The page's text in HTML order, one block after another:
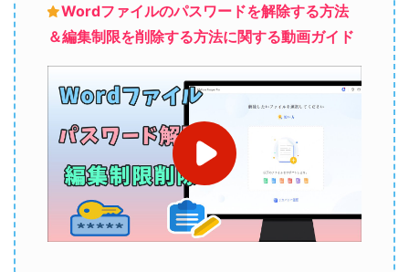
Wordファイルのパスワードを解除する方法
＆編集制限を削除する方法に関する動画ガイド